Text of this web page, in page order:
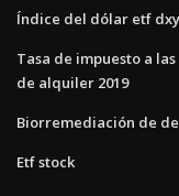
Índice del dólar etf dxy
Tasa de impuesto a
de alquiler 2019
Biorremediación de
Etf stock